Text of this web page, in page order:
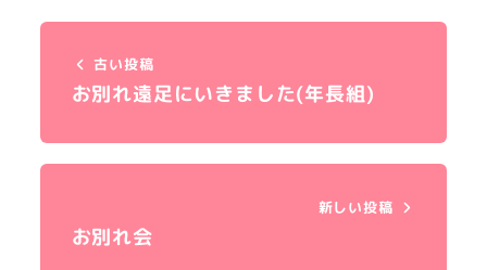
古い投稿
お別れ遠足にいきました(年長組)
新しい投稿
お別れ会